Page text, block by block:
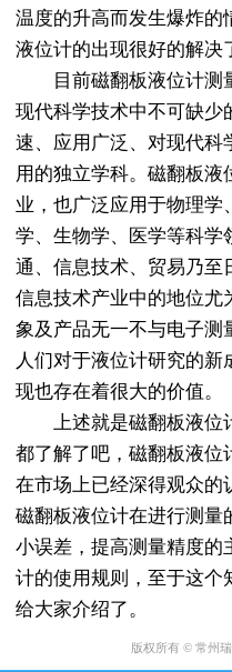
温度的升高而发生爆炸的
液位计的出现很好的解决
目前磁翻板液位计测
现代科学技术中不可缺少
速、应用广泛、对现代科
用的独立学科。磁翻板液
业，也广泛应用于物理学
学、生物学、医学等科学
通、信息技术、贸易乃至
信息技术产业中的地位尤
象及产品无一不与电子测
人们对于液位计研究的
现也存在着很大的价值。
上述就是磁翻板液位
都了解了吧，磁翻板液位
在市场上已经深得观众的
磁翻板液位计在进行测量
小误差，提高测量精度的
计的使用规则，至于这个
给大家介绍了。
版权所有 © 常州